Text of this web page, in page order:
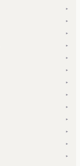
▾
▾
▾
▾
▾
▾
▾
▾
▾
▾
▾
▾
▾